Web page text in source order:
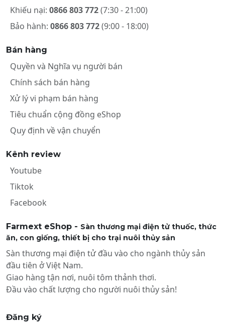
Khiếu nại: 0866 803 772(7:30 - 21:00)
Bảo hành: 0866 803 772(9:00 - 18:00)
Bán hàng
Quyền và Nghĩa vụ người bán
Chính sách bán hàng
Xử lý vi phạm bán hàng
Tiêu chuẩn cộng đồng eShop
Quy định về vận chuyển
Kênh review
Youtube
Tiktok
Facebook
Farmext eShop - Sàn thương mại điện tử thuốc, thức
ăn, con giống, thiết bị cho trại nuôi thủy sản
Sàn thương mại điện tử đầu vào cho ngành thủy sản
đầu tiên ở Việt Nam.
Giao hàng tận nơi, nuôi tôm thảnh thơi.
Đầu vào chất lượng cho người nuôi thủy sản!
Đăng ký